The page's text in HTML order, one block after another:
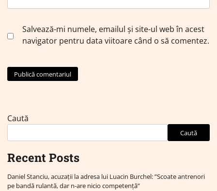
Salvează-mi numele, emailul și site-ul web în acest
navigator pentru data viitoare când o să comentez.
Caută
Caută
Recent Posts
Daniel Stanciu, acuzații la adresa lui Luacin Burchel: ”Scoate antrenori
pe bandă rulantă, dar n-are nicio competență”